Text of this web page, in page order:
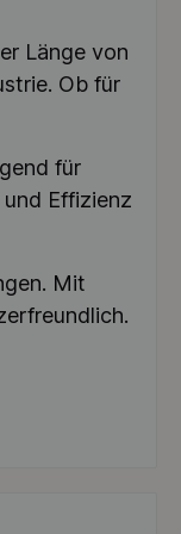
Länge von
Ob für
für
Effizienz
Mit